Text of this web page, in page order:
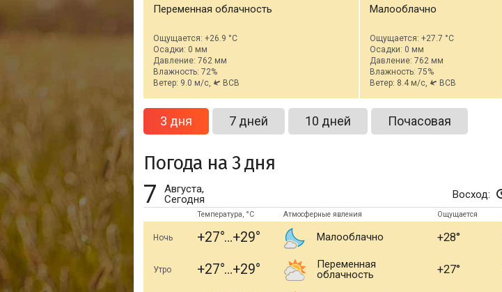
Переменная облачность
Ощущается: +26.9 °C
Осадки: 0 мм
Давление: 762 мм
Влажность: 72%
Ветер: 9.0 м/с,
ВСВ
Малооблачно
Ощущается: +27.7 °C
Осадки: 0 мм
Давление: 762 мм
Влажность: 75%
Ветер: 8.4 м/с,
ВСВ
3 дня 7 дней 10 дней Почасовая
Погода на 3 дня
7
Августа,
Сегодня
Восход:
Температура, °C Атмосферные явления Ощущается
Ночь +27 +29 Малооблачно +28
Утро +27 +29
Переменная
облачность
+27